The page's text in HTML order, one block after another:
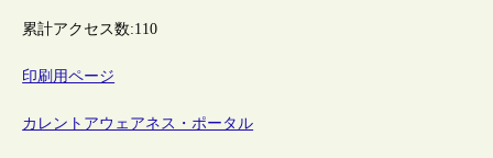
累計アクセス数:110
印刷用ページ
カレントアウェアネス・ポータル